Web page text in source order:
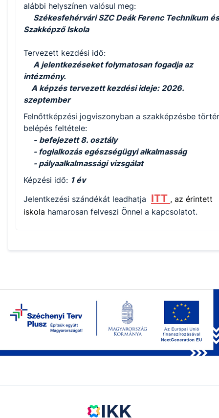
alábbi helyszínen valósul meg:
Székesfehérvári SZC Deák Ferenc Technikum és
Szakképző Iskola
Tervezett kezdési idő:
A jelentkezéseket folymatosan fogadja az
intézmény.
A képzés tervezett kezdési ideje: 2026.
szeptember
Felnőttképzési jogviszonyban a szakképzésbe
belépés feltétele:
- befejezett 8. osztály
- foglalkozás egészségügyi alkalmasság
- pályaalkalmassági vizsgálat
Képzési idő: 1 év
Jelentkezési szándékát leadhatja ITT , az érintett
iskola hamarosan felveszi Önnel a kapcsolatot.